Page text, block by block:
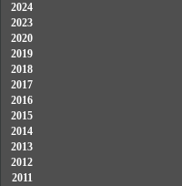
2024
2023
2020
2019
2018
2017
2016
2015
2014
2013
2012
2011